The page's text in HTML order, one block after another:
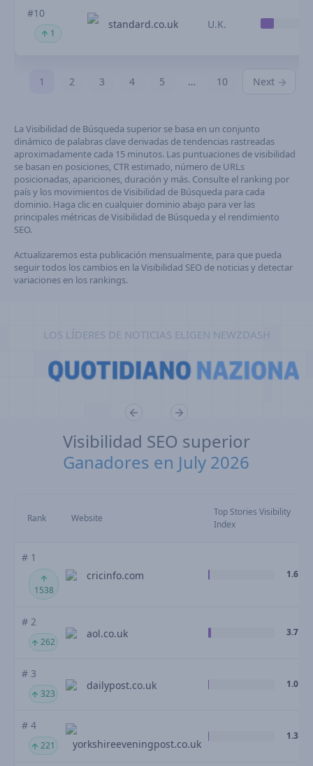
#10
1
standard.co.uk U.K.
1 2 3 4 5 … 10 Next
La Visibilidad de Búsqueda superior se basa en un conjunto
dinámico de palabras clave derivadas de tendencias rastreadas
aproximadamente cada 15 minutos. Las puntuaciones de visibilidad
se basan en posiciones, CTR estimado, número de URLs
posicionadas, apariciones, duración y más. Consulte el ranking por
país y los movimientos de Visibilidad de Búsqueda para cada
dominio. Haga clic en cualquier dominio abajo para ver las
principales métricas de Visibilidad de Búsqueda y el rendimiento
SEO.
Actualizaremos esta publicación mensualmente, para que pueda
seguir todos los cambios en la Visibilidad SEO de noticias y detectar
variaciones en los rankings.
LOS LÍDERES DE NOTICIAS ELIGEN NEWZDASH
Visibilidad SEO superior
Ganadores en July 2026
Rank Website
Top Stories Visibility
Index
# 1
1538
cricinfo.com 1.6
# 2
262
aol.co.uk 3.7
# 3
323
dailypost.co.uk 1.0
# 4
221 yorkshireeveningpost.co.uk
1.3